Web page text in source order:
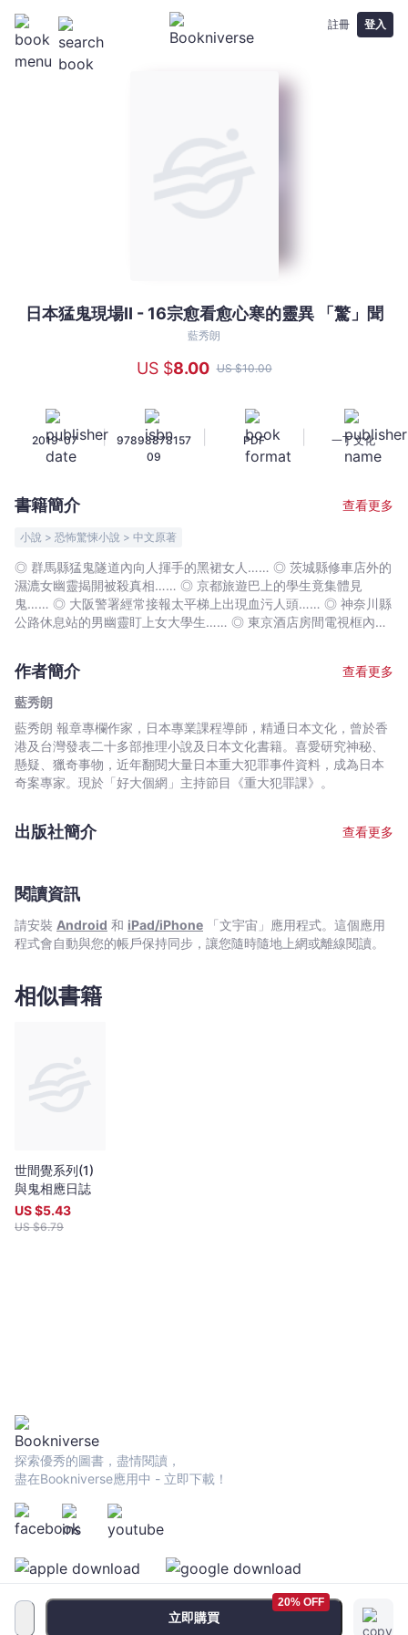
註冊 登入
宗
愈
愈
心
寒
靈
「驚」
聞
-
藍
-
宇
宙
｜
Bookniverse
日本猛鬼現場II - 16宗愈看愈心寒的靈異 「驚」聞
藍秀朗
US $8.00 US $10.00
2019-07 |
97898878157
09
PDF 一丁文化
書籍簡介 查看更多
小說 > 恐怖驚悚小說 > 中文原著
◎ 群馬縣猛鬼隧道內向人揮手的黑裙女人…… ◎ 茨城縣修車店外的
濕漉女幽靈揭開被殺真相…… ◎ 京都旅遊巴上的學生竟集體見
鬼…… ◎ 大阪警署經常接報太平梯上出現血污人頭…… ◎ 神奈川縣
公路休息站的男幽靈盯上女大學生…… ◎ 東京酒店房間電視框內出
作者簡介
查看更多
藍秀朗
藍秀朗 報章專欄作家，日本專業課程導師，精通日本文化，曾於香
港及台灣發表二十多部推理小說及日本文化書籍。喜愛研究神秘、
懸疑、獵奇事物，近年翻閱大量日本重大犯罪事件資料，成為日本
奇案專家。現於「好大個網」主持節目《重大犯罪課》。
出版社簡介 查看更多
閱讀資訊
請安裝 Android 和 iPad/iPhone 「文宇宙」應用程式。這個應用
程式會自動與您的帳戶保持同步，讓您隨時隨地上網或離線閱讀。
相似書籍
世間覺系列(1)
與鬼相應日誌
US $5.43
US $6.79
立即購買
20% OFF
探索優秀的圖書，盡情閱讀，
盡在Bookniverse應用中 - 立即下載！